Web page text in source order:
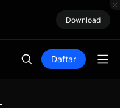
Download
Daftar